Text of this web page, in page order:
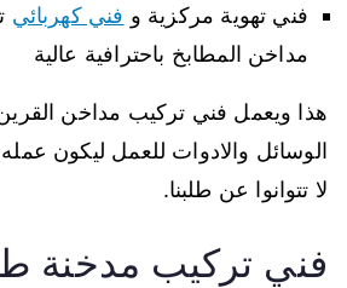
فني تهوية مركزية و فني كهربائي
مداخن المطابخ باحترافية عالية
هذا ويعمل فني تركيب مداخن
الوسائل والادوات للعمل ليكون
لا تتوانوا عن طلبنا.
فني تركيب مدخنة